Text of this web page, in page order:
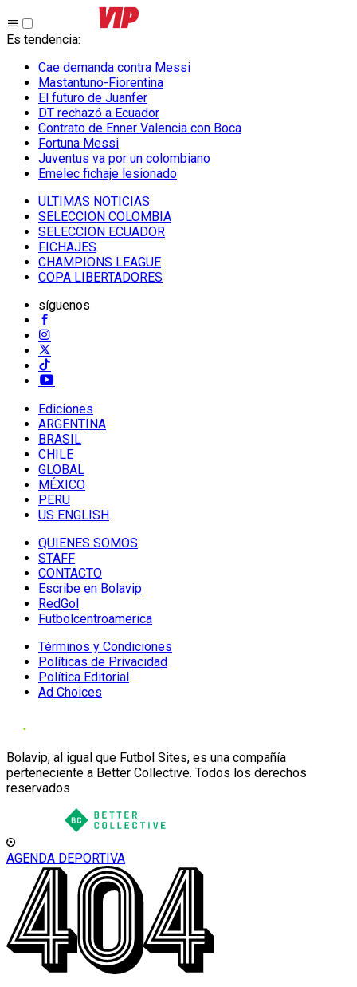
Es tendencia:
Cae demanda contra Messi
Mastantuno-Fiorentina
El futuro de Juanfer
DT rechazó a Ecuador
Contrato de Enner Valencia con Boca
Fortuna Messi
Juventus va por un colombiano
Emelec fichaje lesionado
ULTIMAS NOTICIAS
SELECCION COLOMBIA
SELECCION ECUADOR
FICHAJES
CHAMPIONS LEAGUE
COPA LIBERTADORES
síguenos
Ediciones
ARGENTINA
BRASIL
CHILE
GLOBAL
MÉXICO
PERU
US ENGLISH
QUIENES SOMOS
STAFF
CONTACTO
Escribe en Bolavip
RedGol
Futbolcentroamerica
Términos y Condiciones
Políticas de Privacidad
Política Editorial
Ad Choices
Bolavip, al igual que Futbol Sites, es una compañía
perteneciente a Better Collective. Todos los derechos
reservados
AGENDA DEPORTIVA